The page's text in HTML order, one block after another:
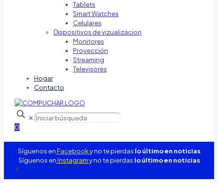
Tablets
Smart Watches
Celulares
Dispositivos de vizualizacion
Monitores
Proyección
Streaming
Televisores
Hogar
Contacto
✕
0
Síguenos enFacebooky no te pierdas lo último en noticias
Síguenos enInstagramy no te pierdas lo último en noticias
✕